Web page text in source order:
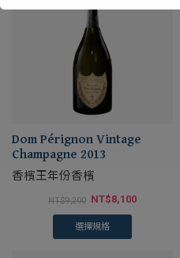
Dom Pérignon Vintage
Champagne 2013
香檳王年份香檳
NT$9,200 NT$8,100
選擇規格